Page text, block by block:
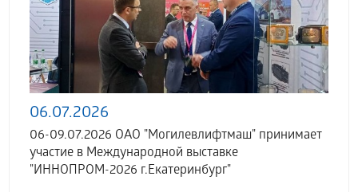
06.07.2026
06-09.07.2026 ОАО "Могилевлифтмаш" принимает
участие в Международной выставке
"ИННОПРОМ-2026 г.Екатеринбург"